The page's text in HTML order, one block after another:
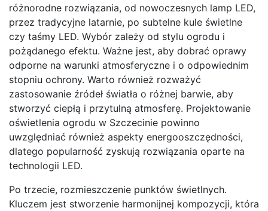
różnorodne rozwiązania, od nowoczesnych lamp LED,
przez tradycyjne latarnie, po subtelne kule świetlne
czy taśmy LED. Wybór zależy od stylu ogrodu i
pożądanego efektu. Ważne jest, aby dobrać oprawy
odporne na warunki atmosferyczne i o odpowiednim
stopniu ochrony. Warto również rozważyć
zastosowanie źródeł światła o różnej barwie, aby
stworzyć ciepłą i przytulną atmosferę. Projektowanie
oświetlenia ogrodu w Szczecinie powinno
uwzględniać również aspekty energooszczędności,
dlatego popularność zyskują rozwiązania oparte na
technologii LED.
Po trzecie, rozmieszczenie punktów świetlnych.
Kluczem jest stworzenie harmonijnej kompozycji, która